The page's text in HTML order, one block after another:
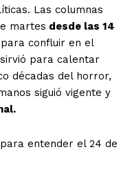
Las columnas
martes desde las 14
confluir en el
para calentar
décadas del horror,
siguió vigente y
entender el 24 de